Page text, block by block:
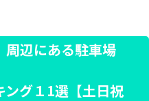
周辺にある駐車場
グ１1選【土日祝